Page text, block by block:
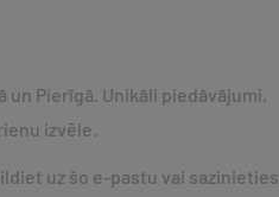
un Pierīgā. Unikāli piedāvājumi,
izvēle.
uz šo e-pastu vai sazinieties